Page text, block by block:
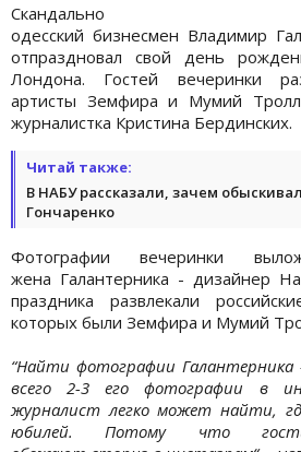
Скандально
одесский бизнесмен Владимир
отпраздновал свой день
Лондона. Гостей вечеринки
артисты Земфира и Мумий
журналистка Кристина Бердинских.
Читай также:
В НАБУ рассказали, зачем
Гончаренко
Фотографии вечеринки
жена Галантерника - дизайнер
праздника развлекали
которых были Земфира и Мумий
“Найти фотографии Галантерника
всего 2-3 его фотографии в
журналист легко может найти,
юбилей. Потому что